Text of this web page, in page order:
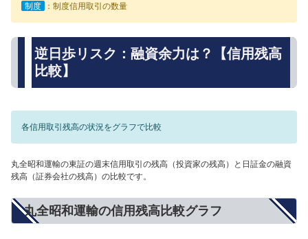
制度
：制度信用取引の数量
逆日歩リスク：融資余力は？【信用残高
比較】
各信用取引残高の状況をグラフで比較
丸全昭和運輸の東証の週末信用取引の残高（投資家の残高）と日証金の融資
残高（証券会社の残高）の比較です。
丸全昭和運輸の信用残高比較グラフ